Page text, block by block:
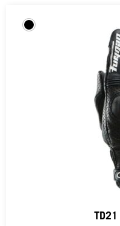
TD21